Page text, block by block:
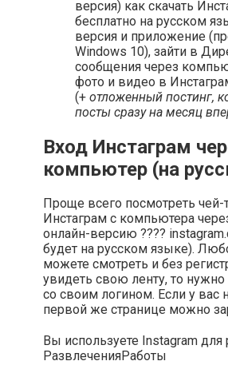
версия) как скачать
бесплатно на русском
версия и приложение
Windows 10), зайти в
сообщения через
фото и видео в
(+ отложенный постинг,
посты сразу на месяц
Вход Инстаграм
компьютер (на
Проще всего посмотреть
Инстаграм с компьютера
онлайн-версию ????
будет на русском языке).
можете смотреть и без
увидеть свою ленту, то нужно
со своим логином. Если у вас
первой же странице можно
Вы используете Instagram
РазвлеченияРаботы